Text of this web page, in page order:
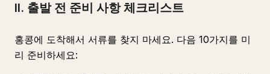
II. 출발 전 준비 사항 체크리스트
홍콩에 도착해서 서류를 찾지 마세요. 다음 10가지를 미
리 준비하세요: